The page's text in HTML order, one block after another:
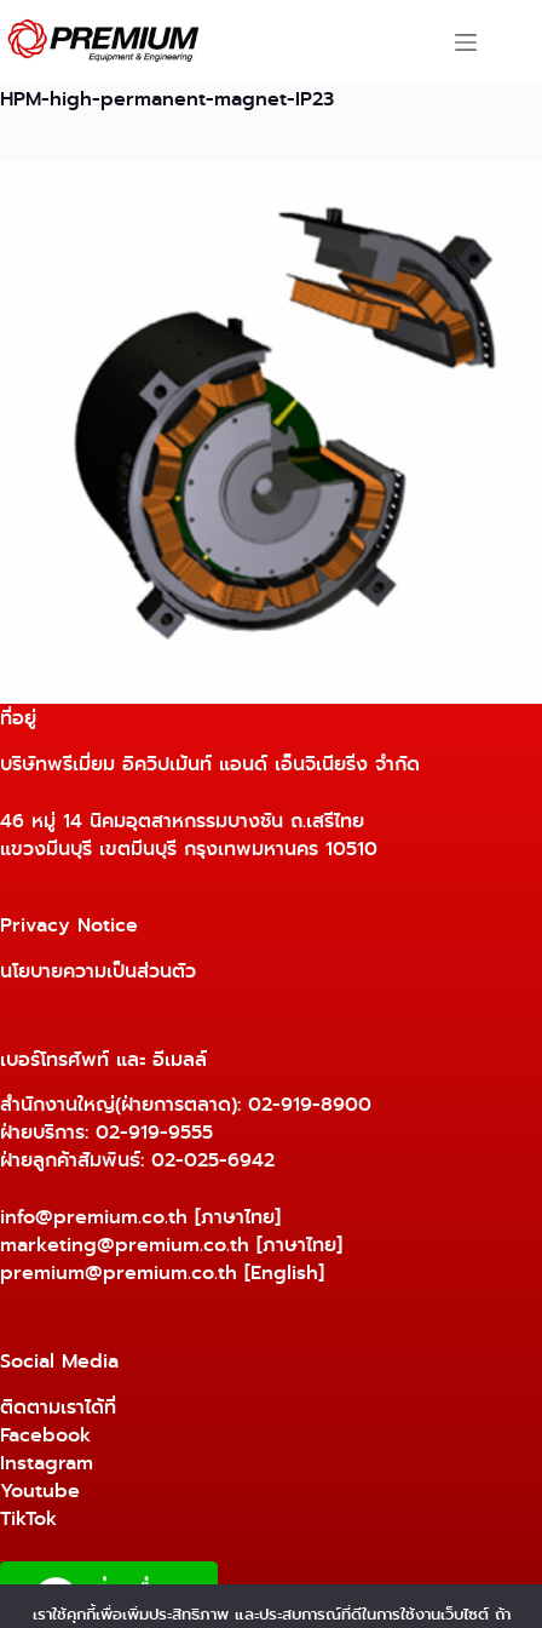
Skip
to
content
HPM-high-permanent-magnet-IP23
ที่อยู่
บริษัทพรีเมี่ยม อิควิปเม้นท์ แอนด์ เอ็นจิเนียริ่ง จำกัด
46 หมู่ 14 นิคมอุตสาหกรรมบางชัน ถ.เสรีไทย
แขวงมีนบุรี เขตมีนบุรี กรุงเทพมหานคร 10510
Privacy Notice
นโยบายความเป็นส่วนตัว
เบอร์โทรศัพท์ และ อีเมลล์
สำนักงานใหญ่(ฝ่ายการตลาด): 02-919-8900
ฝ่ายบริการ: 02-919-9555
ฝ่ายลูกค้าสัมพันธ์: 02-025-6942
info@premium.co.th [ภาษาไทย]
marketing@premium.co.th [ภาษาไทย]
premium@premium.co.th [English]
Social Media
ติดตามเราได้ที่
Facebook
Instagram
Youtube
TikTok
เราใช้คุกกี้เพื่อเพิ่มประสิทธิภาพ และประสบการณ์ที่ดีในการใช้งานเว็บไซต์ ถ้า
1